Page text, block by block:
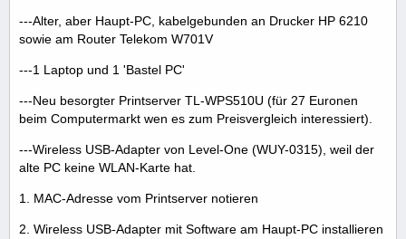
---Alter, aber Haupt-PC, kabelgebunden an Drucker HP 6210
sowie am Router Telekom W701V
---1 Laptop und 1 'Bastel PC'
---Neu besorgter Printserver TL-WPS510U (für 27 Euronen
beim Computermarkt wen es zum Preisvergleich interessiert).
---Wireless USB-Adapter von Level-One (WUY-0315), weil der
alte PC keine WLAN-Karte hat.
1. MAC-Adresse vom Printserver notieren
2. Wireless USB-Adapter mit Software am Haupt-PC installieren